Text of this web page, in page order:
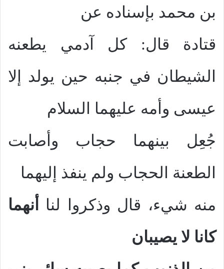
بن محمد بإسناده عن
قتادة قال: كل آدمي يطعنه
الشيطان في جنبه حين يولد إلا
عيسى وأمه عليهما السلام
جُعِل بينهما حجاب وأصابت
الطعنة الحجاب ولم ينفذ إليهما
منه شيء، قال وذكروا لنا
أنهما
كانا لا يصيبان